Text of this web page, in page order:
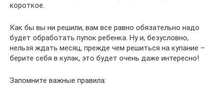
короткое.
Как бы вы ни решили, вам все равно обязательно надо
будет обработать пупок ребенка. Ну и, безусловно,
нельзя ждать месяц, прежде чем решиться на купание –
берите себя в кулак, это будет очень даже интересно!
Запомните важные правила: